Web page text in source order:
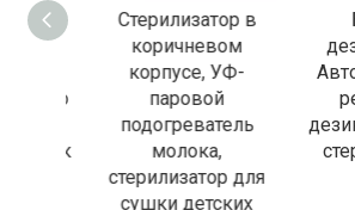
Стерилизатор в
коричневом
корпусе, УФ-
паровой
подогреватель
молока,
стерилизатор для
сушки детских